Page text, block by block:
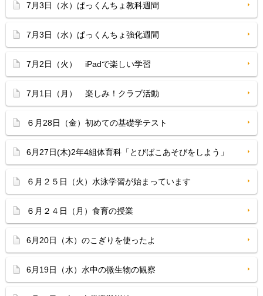
7月3日（水）ぱっくんちょ教科週間
7月3日（水）ぱっくんちょ強化週間
7月2日（火） iPadで楽しい学習
7月1日（月） 楽しみ！クラブ活動
６月28日（金）初めての基礎学テスト
6月27日(木)2年4組体育科「とびばこあそびをしよう」
６月２５日（火）水泳学習が始まっています
６月２４日（月）食育の授業
6月20日（木）のこぎりを使ったよ
6月19日（水）水中の微生物の観察